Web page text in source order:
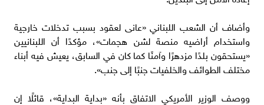
وأضاف أن الشعب اللبناني «عانى لعقود بسبب تدخلات خارجية
واستخدام أراضيه منصة لشن هجمات»، مؤكدًا أن اللبنانيين
«يستحقون بلدًا مزدهرًا وآمنًا كما كان في السابق، يعيش فيه أبناء
مختلف الطوائف والخلفيات جنبًا إلى جنب».
ووصف الوزير الأمريكي الاتفاق بأنه «بداية البداية»، قائلًا إن